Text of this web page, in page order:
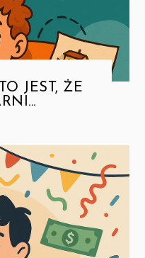
JEST, ŻE